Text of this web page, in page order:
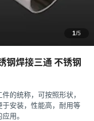
1/5
钢焊接三通 不锈钢
的统称，可按照形状，
安装，性能高，耐用等
用。